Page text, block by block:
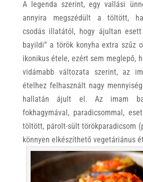
A legenda szerint, egy vallási
annyira megszédült a töltött,
csodás illatától, hogy ájultan esett
bayildi” a török konyha extra szűz
ikonikus étele, ezért sem meglepő,
vidámabb változata szerint, az
ételhez felhasznált nagy
hallatán ájult el. Az imam
fokhagymával, paradicsommal,
töltött, párolt-sült törökparadicsom
könnyen elkészíthető vegetáriánus